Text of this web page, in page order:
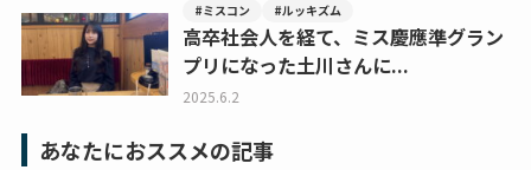
#ミスコン #ルッキズム
高卒社会人を経て、ミス慶應準グラン
プリになった土川さんに...
2025.6.2
あなたにおススメの記事